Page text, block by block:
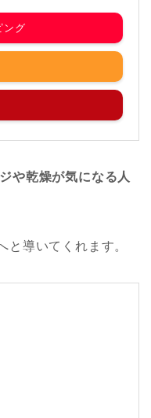
ング
や乾燥が気になる人
と導いてくれます。